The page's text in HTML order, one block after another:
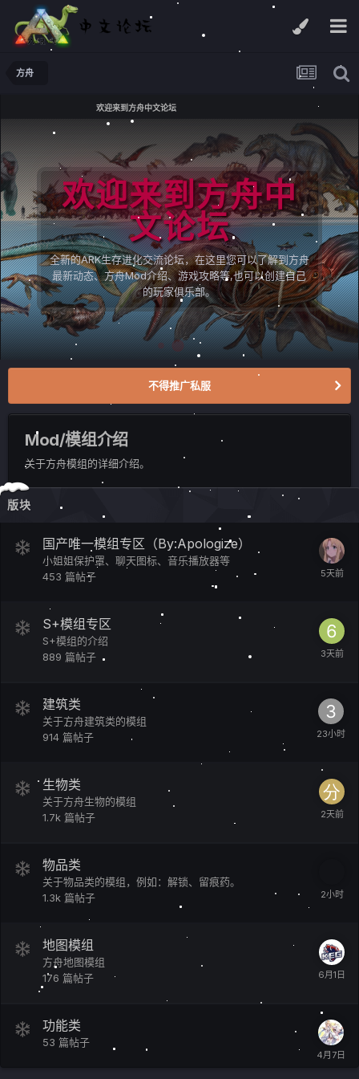
方舟
欢迎来到方舟中文论坛
欢迎来到方舟中
文论坛
全新的ARK生存进化交流论坛，在这里您可以了解到方舟
最新动态、方舟Mod介绍、游戏攻略等,也可以创建自己
的玩家俱乐部。
不得推广私服
Mod/模组介绍
关于方舟模组的详细介绍。
版块
国产唯一模组专区（By:Apologize）
小姐姐保护罩、聊天图标、音乐播放器等
453 篇帖子
S+模组专区
S+模组的介绍
889 篇帖子
建筑类
关于方舟建筑类的模组
914 篇帖子
生物类
关于方舟生物的模组
1.7k 篇帖子
物品类
关于物品类的模组，例如：解锁、留痕药。
1.3k 篇帖子
地图模组
方舟地图模组
176 篇帖子
功能类
53 篇帖子